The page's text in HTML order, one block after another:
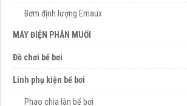
Bơm định lượng Emaux
MÁY ĐIỆN PHÂN MUỐI
Đồ chơi bể bơi
Linh phụ kiện bể bơi
Phao chia làn bể bơi